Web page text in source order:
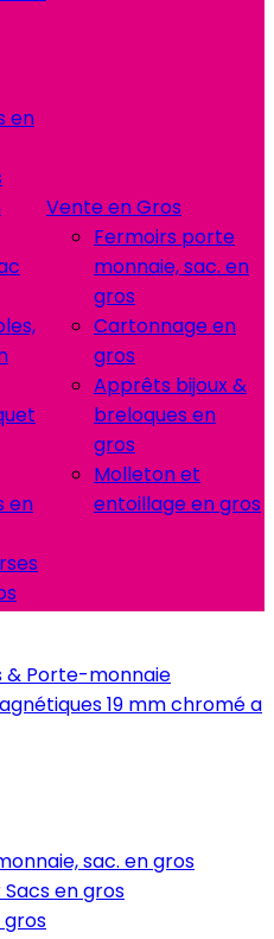
en
en
Vente en Gros
Fermoirs porte
monnaie, sac. en
gros
Cartonnage en
gros
Apprêts bijoux &
breloques en
gros
Molleton et
entoillage en gros
& Porte-monnaie
19 mm chromé a
sac. en gros
en gros
gros